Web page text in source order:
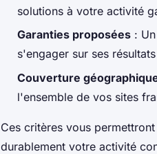
solutions à votre activité
Garanties proposées :
s'engager sur ses
Couverture
l'ensemble de vos sites
Ces critères vous
durablement votre activité